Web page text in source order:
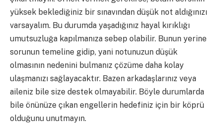
yüksek beklediğiniz bir sınavından düşük not aldığınızı
varsayalım. Bu durumda yaşadığınız hayal kırıklığı
umutsuzluğa kapılmanıza sebep olabilir. Bunun yerine
sorunun temeline gidip, yani notunuzun düşük
olmasının nedenini bulmanız çözüme daha kolay
ulaşmanızı sağlayacaktır. Bazen arkadaşlarınız veya
aileniz bile size destek olmayabilir. Böyle durumlarda
bile önünüze çıkan engellerin hedefiniz için bir köprü
olduğunu unutmayın.